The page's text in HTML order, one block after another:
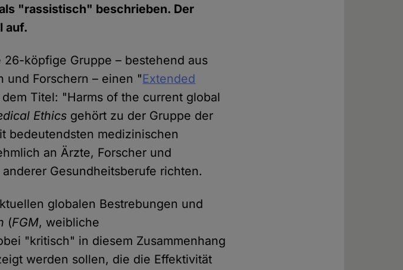
"rassistisch" beschrieben. Der
auf.
köpfige Gruppe – bestehend aus
und Forschern – einen "Extended
dem Titel: "Harms of the current global
Ethics gehört zu der Gruppe der
bedeutendsten medizinischen
an Ärzte, Forscher und
Gesundheitsberufe richten.
globalen Bestrebungen und
(FGM, weibliche
"kritisch" in diesem Zusammenhang
werden sollen, die die Effektivität